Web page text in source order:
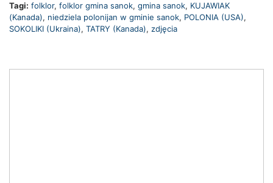
Tagi: folklor, folklor gmina sanok, gmina sanok, KUJAWIAK
(Kanada), niedziela polonijan w gminie sanok, POLONIA (USA),
SOKOLIKI (Ukraina), TATRY (Kanada), zdjęcia